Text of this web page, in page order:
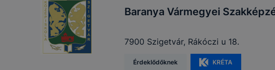
Baranya Vármegyei
7900 Szigetvár, Rákóczi u 18.
Érdeklődőknek KRÉTA